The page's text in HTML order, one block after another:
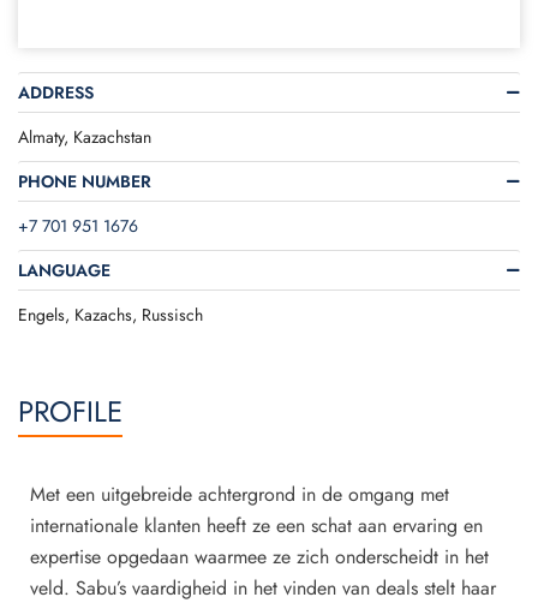
ADDRESS
Almaty, Kazachstan
PHONE NUMBER
+7 701 951 1676
LANGUAGE
Engels, Kazachs, Russisch
PROFILE
Met een uitgebreide achtergrond in de omgang met
internationale klanten heeft ze een schat aan ervaring en
expertise opgedaan waarmee ze zich onderscheidt in het
veld. Sabu’s vaardigheid in het vinden van deals stelt haar